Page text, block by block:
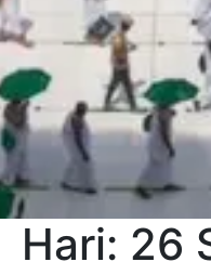
Hari: 26